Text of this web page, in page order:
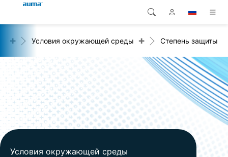
Продукция
Решения
Загрузки
Сервисная служба
Предприятие
Global
Европа
Азия и Тихий океан
Северная Америка
Поиск
+ Условия окружающей среды + Степень защиты
Условия окружающей среды